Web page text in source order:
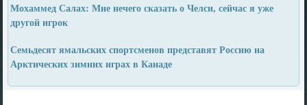
Мохаммед Салах: Мне нечего сказать о Челси, сейчас я уже
другой игрок
Семьдесят ямальских спортсменов представят Россию на
Арктических зимних играх в Канаде